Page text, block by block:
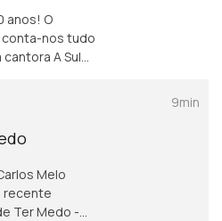
anos! O
conta-nos tudo
A Sul
Melo
recente
Ter Medo -
9min